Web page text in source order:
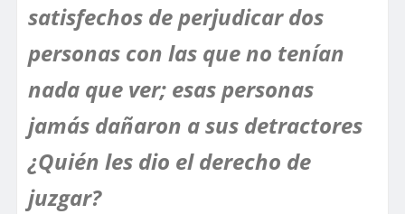
satisfechos de perjudicar dos
personas con las que no tenían
nada que ver; esas personas
jamás dañaron a sus detractores
¿Quién les dio el derecho de
juzgar?